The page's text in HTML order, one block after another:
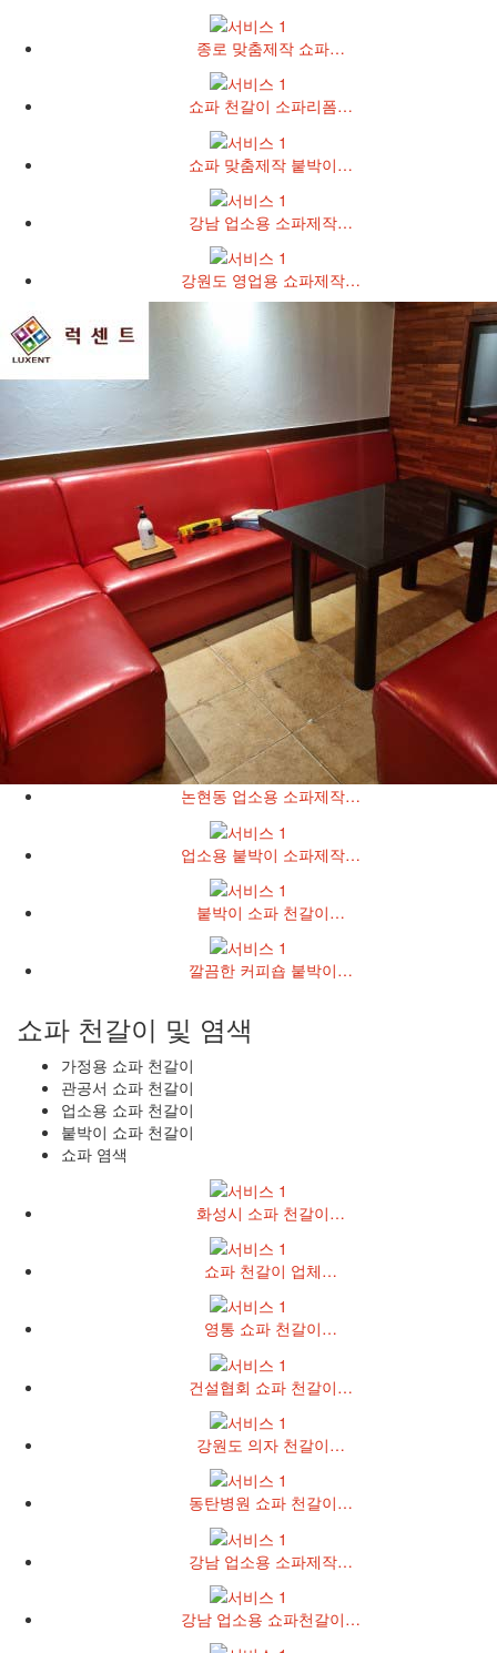
종로 맞춤제작 쇼파…
쇼파 천갈이 소파리폼…
쇼파 맞춤제작 붙박이…
강남 업소용 소파제작…
강원도 영업용 쇼파제작…
논현동 업소용 소파제작…
업소용 붙박이 소파제작…
붙박이 소파 천갈이…
깔끔한 커피숍 붙박이…
쇼파 천갈이 및 염색
가정용 쇼파 천갈이
관공서 쇼파 천갈이
업소용 쇼파 천갈이
붙박이 쇼파 천갈이
쇼파 염색
화성시 소파 천갈이…
쇼파 천갈이 업체…
영통 쇼파 천갈이…
건설협회 쇼파 천갈이…
강원도 의자 천갈이…
동탄병원 쇼파 천갈이…
강남 업소용 소파제작…
강남 업소용 쇼파천갈이…